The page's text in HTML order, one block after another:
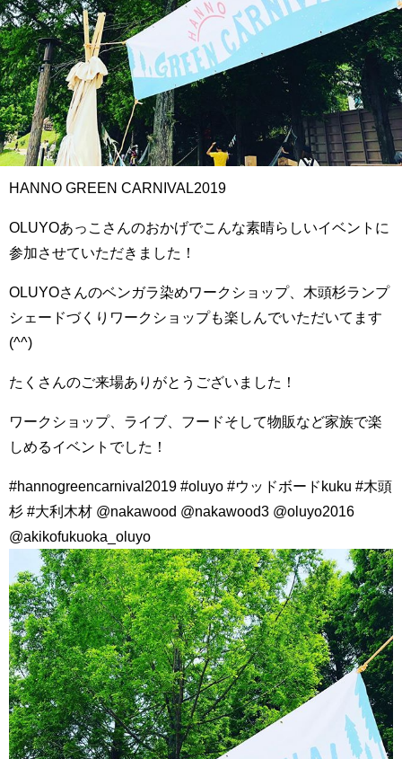
HANNO GREEN CARNIVAL2019
OLUYOあっこさんのおかげでこんな素晴らしいイベントに
参加させていただきました！
OLUYOさんのベンガラ染めワークショップ、木頭杉ランプ
シェードづくりワークショップも楽しんでいただいてます
(^^)
たくさんのご来場ありがとうございました！
ワークショップ、ライブ、フードそして物販など家族で楽
しめるイベントでした！
#hannogreencarnival2019 #oluyo #ウッドボードkuku #木頭
杉 #大利木材 @nakawood @nakawood3 @oluyo2016
@akikofukuoka_oluyo